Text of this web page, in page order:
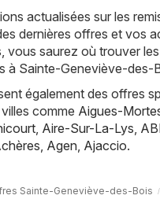
actualisées sur les
dernières offres et vos
vous saurez où trouver
à Sainte-Geneviève-des-
également des offres
comme Aigues-
Aire-Sur-La-Lys
Agen Ajaccio.
Sainte-Geneviève-des-Bois